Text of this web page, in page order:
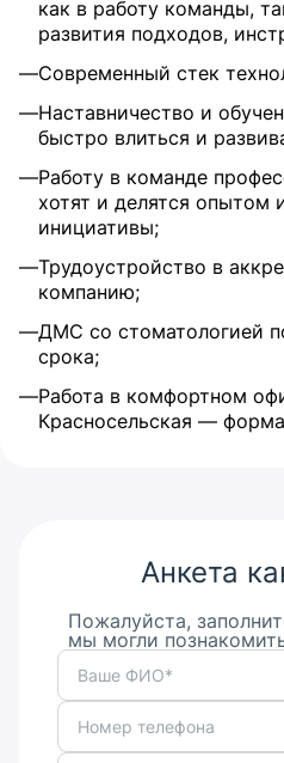
как в работу команды,
развития подходов,
Современный стек
Наставничество и
быстро влиться и
Работу в команде
хотят и делятся опытом
инициативы;
Трудоустройство в
компанию;
ДМС со стоматологией
срока;
Работа в комфортном
Красносельская —
Анкета
Пожалуйста,
мы могли